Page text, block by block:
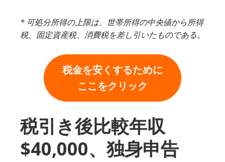
* 可処分所得の上限は、世帯所得の中央値から所得
税、固定資産税、消費税を差し引いたものである。
税金を安くするために
ここをクリック
税引き後比較年収
$40,000、独身申告